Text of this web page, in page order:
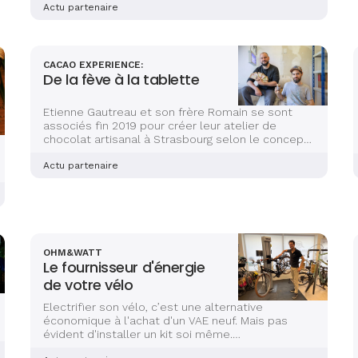
Strasbourg en 2020 pour y ouvrir une boutique
Actu partenaire
CACAO EXPERIENCE:
De la fève à la tablette
Etienne Gautreau et son frère Romain se sont
associés fin 2019 pour créer leur atelier de
chocolat artisanal à Strasbourg selon le concept
Actu partenaire
OHM&WATT
Le fournisseur d'énergie
de votre vélo
Electrifier son vélo, c’est une alternative
économique à l'achat d'un VAE neuf. Mais pas
évident d'installer un kit soi même.